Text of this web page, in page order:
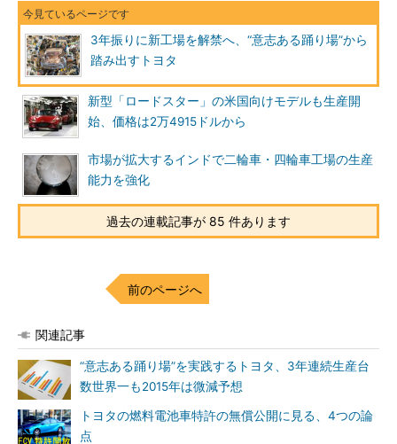
3年振りに新工場を解禁へ、“意志ある踊り場”から
踏み出すトヨタ
新型「ロードスター」の米国向けモデルも生産開
始、価格は2万4915ドルから
市場が拡大するインドで二輪車・四輪車工場の生産
能力を強化
過去の連載記事が 85 件あります
前のページへ
関連記事
“意志ある踊り場”を実践するトヨタ、3年連続生産台
数世界一も2015年は微減予想
トヨタの燃料電池車特許の無償公開に見る、4つの論
点